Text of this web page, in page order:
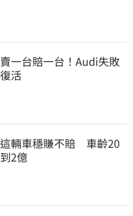
一台賠一台！Audi失敗
活
輛車穩賺不賠　車齡20
2億